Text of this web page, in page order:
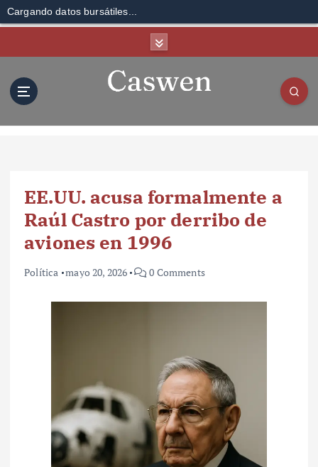
Cargando datos bursátiles...
EE.UU. acusa formalmente a
Raúl Castro por derribo de
aviones en 1996
Política mayo 20, 2026 0 Comments